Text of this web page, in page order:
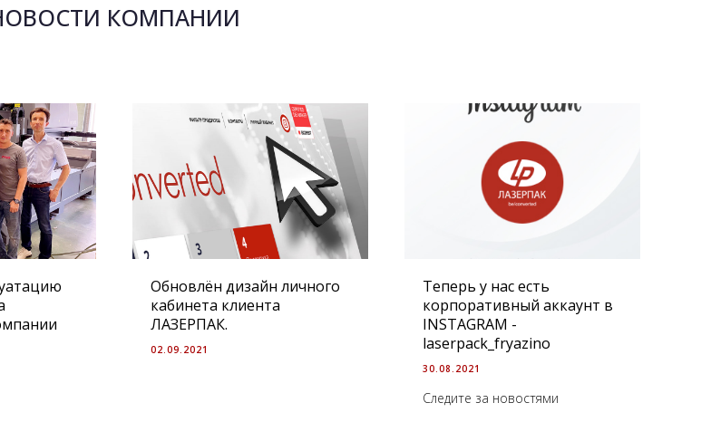
КОМПАНИИ
Обновлён дизайн личного
кабинета клиента
ЛАЗЕРПАК.
02.09.2021
Теперь у нас есть
корпоративный аккаунт в
INSTAGRAM -
laserpack_fryazino
30.08.2021
Следите за новостями